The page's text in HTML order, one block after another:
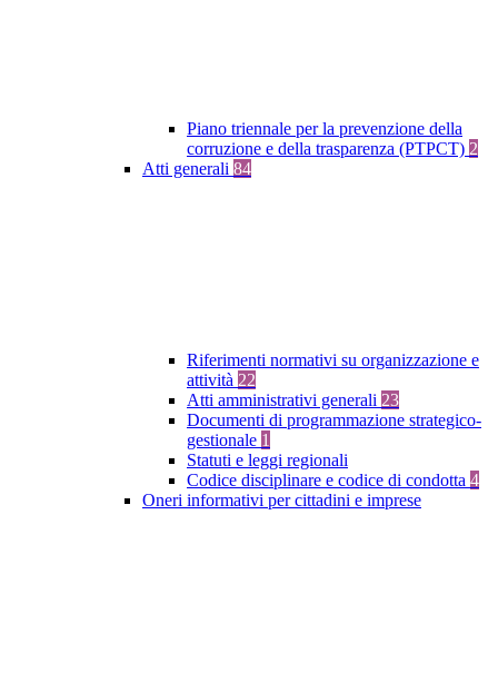
Piano triennale per la prevenzione della
corruzione e della trasparenza (PTPCT) 2
Atti generali 84
Riferimenti normativi su organizzazione e
attività 22
Atti amministrativi generali 23
Documenti di programmazione strategico-
gestionale 1
Statuti e leggi regionali
Codice disciplinare e codice di condotta 4
Oneri informativi per cittadini e imprese